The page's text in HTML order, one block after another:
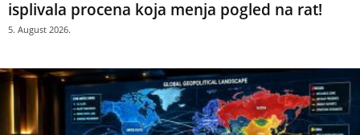
isplivala procena koja menja pogled na rat!
5. August 2026.